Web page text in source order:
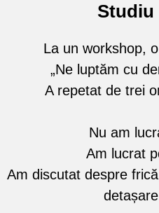
Studiu
La un workshop,
„Ne luptăm cu
A repetat de trei
Nu am
Am lucrat
Am discutat despre